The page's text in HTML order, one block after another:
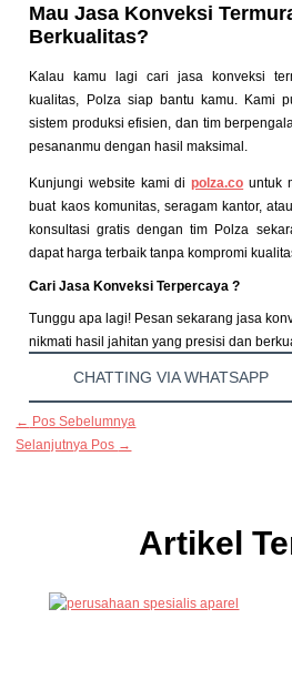
Mau Jasa Konveksi
Berkualitas?
Kalau kamu lagi cari jasa konveksi
kualitas, Polza siap bantu kamu. Kami
sistem produksi efisien, dan tim
pesananmu dengan hasil maksimal.
Kunjungi website kami dipolza.co untuk
buat kaos komunitas, seragam kantor,
konsultasi gratis dengan tim Polza
dapat harga terbaik tanpa kompromi
Cari Jasa Konveksi Terpercaya ?
Tunggu apa lagi! Pesan sekarang jasa
nikmati hasil jahitan yang presisi dan
CHATTING VIA WHATSAPP
← Pos Sebelumnya
Selanjutnya Pos →
Artikel